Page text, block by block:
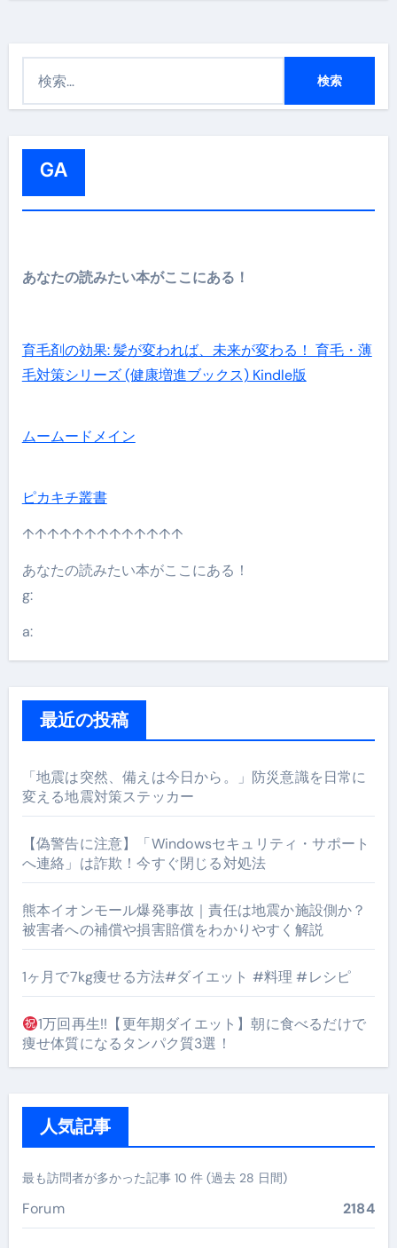
GA
あなたの読みたい本がここにある！
育毛剤の効果: 髪が変われば、未来が変わる！ 育毛・薄
毛対策シリーズ (健康増進ブックス) Kindle版
ムームードメイン
ピカキチ叢書
↑↑↑↑↑↑↑↑↑↑↑↑↑
あなたの読みたい本がここにある！
g:
a:
最近の投稿
「地震は突然、備えは今日から。」防災意識を日常に
変える地震対策ステッカー
【偽警告に注意】「Windowsセキュリティ・サポート
へ連絡」は詐欺！今すぐ閉じる対処法
熊本イオンモール爆発事故｜責任は地震か施設側か？
被害者への補償や損害賠償をわかりやすく解説
1ヶ月で7kg痩せる方法#ダイエット #料理 #レシピ
1万回再生!!【更年期ダイエット】朝に食べるだけで
痩せ体質になるタンパク質3選！
人気記事
最も訪問者が多かった記事 10 件 (過去 28 日間)
Forum 2184